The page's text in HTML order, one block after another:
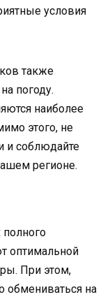
условия
также
погоду.
наиболее
этого, не
и соблюдайте
регионе.
полного
оптимальной
При этом,
обмениваться на